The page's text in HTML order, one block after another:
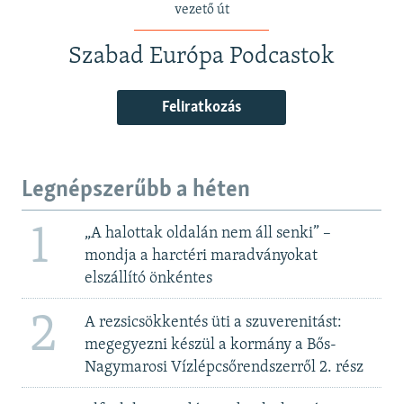
vezető út
Szabad Európa Podcastok
Feliratkozás
Legnépszerűbb a héten
1
„A halottak oldalán nem áll senki” –
mondja a harctéri maradványokat
elszállító önkéntes
2
A rezsicsökkentés üti a szuverenitást:
megegyezni készül a kormány a Bős-
Nagymarosi Vízlépcsőrendszerről 2. rész